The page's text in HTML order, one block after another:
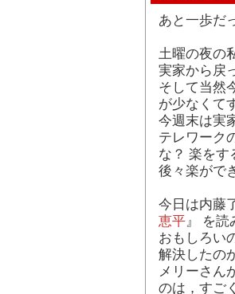
あと一歩だ
土曜の夜の
実家から戻
そして当然
が少なくて
今週末は実
テレワーク
な？ 楽をす
後々楽がで
今日は内藤
恵平』 を読
おもしろい
解決したの
メリーさん
のは，すご